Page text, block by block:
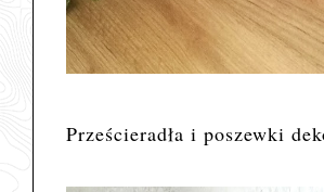
Prześcieradła i poszewki